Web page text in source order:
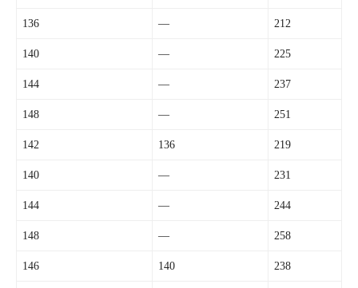
136 — 212
140 — 225
144 — 237
148 — 251
142 136 219
140 — 231
144 — 244
148 — 258
146 140 238